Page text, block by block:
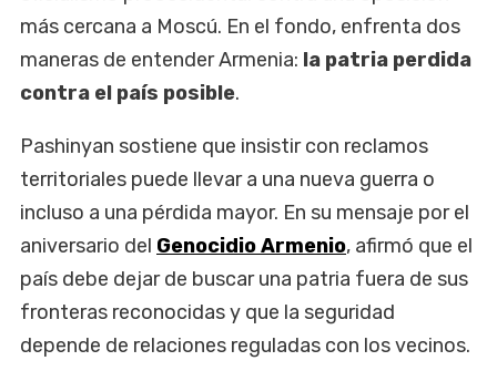
más cercana a Moscú. En el fondo, enfrenta dos
maneras de entender Armenia: la patria perdida
contra el país posible.
Pashinyan sostiene que insistir con reclamos
territoriales puede llevar a una nueva guerra o
incluso a una pérdida mayor. En su mensaje por el
aniversario del Genocidio Armenio, afirmó que el
país debe dejar de buscar una patria fuera de sus
fronteras reconocidas y que la seguridad
depende de relaciones reguladas con los vecinos.